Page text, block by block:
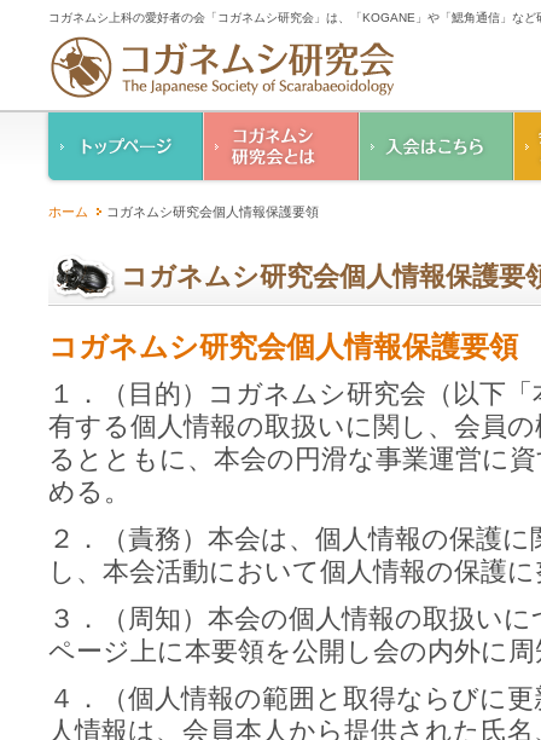
コガネムシ上科の愛好者の会「コガネムシ研究会」は、「KOGANE」や「鰓角通信」な
ご案内
幹事紹介
人情報保護要領
ホーム コガネムシ研究会個人情報保護要領
コガネムシ研究会個人情報保護要
コガネムシ研究会個人情報保護要領
１．（目的）コガネムシ研究会（以下
有する個人情報の取扱いに関し、会員
るとともに、本会の円滑な事業運営に
める。
２．（責務）本会は、個人情報の保護
し、本会活動において個人情報の保護
３．（周知）本会の個人情報の取扱い
ページ上に本要領を公開し会の内外に
４．（個人情報の範囲と取得ならびに
人情報は、会員本人から提供された氏